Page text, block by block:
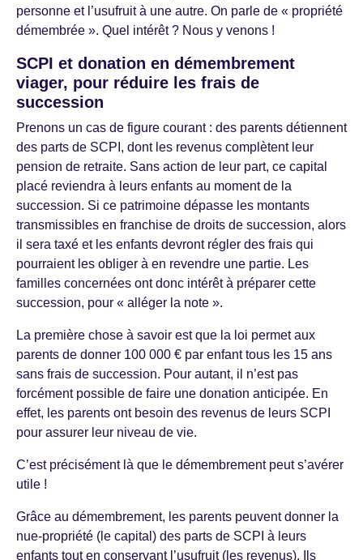
personne et l’usufruit à une autre. On parle de « propriété
démembrée ». Quel intérêt ? Nous y venons !
SCPI et donation en démembrement
viager, pour réduire les frais de
succession
Prenons un cas de figure courant : des parents détiennent
des parts de SCPI, dont les revenus complètent leur
pension de retraite. Sans action de leur part, ce capital
placé reviendra à leurs enfants au moment de la
succession. Si ce patrimoine dépasse les montants
transmissibles en franchise de droits de succession, alors
il sera taxé et les enfants devront régler des frais qui
pourraient les obliger à en revendre une partie. Les
familles concernées ont donc intérêt à préparer cette
succession, pour « alléger la note ».
La première chose à savoir est que la loi permet aux
parents de donner 100 000 € par enfant tous les 15 ans
sans frais de succession. Pour autant, il n’est pas
forcément possible de faire une donation anticipée. En
effet, les parents ont besoin des revenus de leurs SCPI
pour assurer leur niveau de vie.
C’est précisément là que le démembrement peut s’avérer
utile !
Grâce au démembrement, les parents peuvent donner la
nue-propriété (le capital) des parts de SCPI à leurs
enfants tout en conservant l’usufruit (les revenus). Ils